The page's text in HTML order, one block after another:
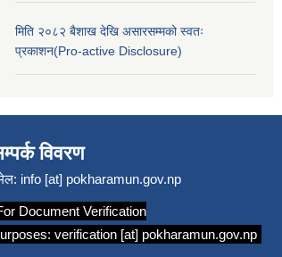
मिति २०८२ बैशाख देखि असारसम्मको स्वतः
प्रकाशन(Pro-active Disclosure)
विवरण
info [at] pokharamun.gov.np
Document Verification
verification [at] pokharamun.gov.np